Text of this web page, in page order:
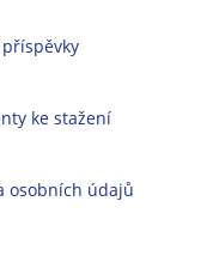
ke stažení
osobních údajů